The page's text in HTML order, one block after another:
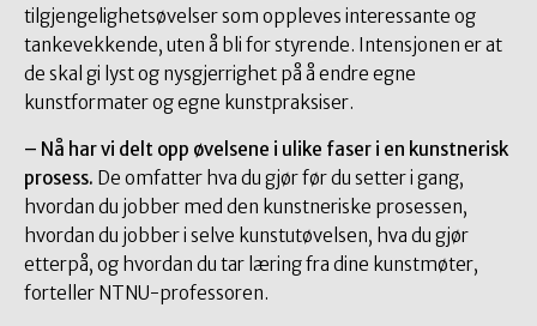
tilgjengelighetsøvelser som oppleves interessante og
tankevekkende, uten å bli for styrende. Intensjonen er at
de skal gi lyst og nysgjerrighet på å endre egne
kunstformater og egne kunstpraksiser.
– Nå har vi delt opp øvelsene i ulike faser i en kunstnerisk
prosess. De omfatter hva du gjør før du setter i gang,
hvordan du jobber med den kunstneriske prosessen,
hvordan du jobber i selve kunstutøvelsen, hva du gjør
etterpå, og hvordan du tar læring fra dine kunstmøter,
forteller NTNU-professoren.